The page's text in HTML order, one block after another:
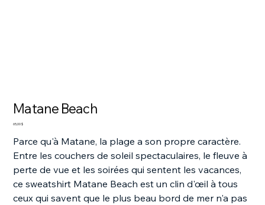
Matane Beach
Prix
65,00 $
Parce qu'à Matane, la plage a son propre caractère.
Entre les couchers de soleil spectaculaires, le fleuve à
perte de vue et les soirées qui sentent les vacances,
ce sweatshirt Matane Beach est un clin d'œil à tous
ceux qui savent que le plus beau bord de mer n'a pas